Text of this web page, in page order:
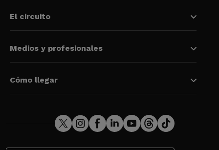
El circuito
Medios y profesionales
Cómo llegar